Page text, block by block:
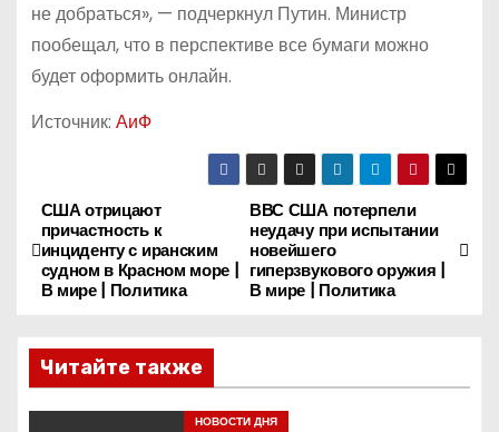
не добраться», — подчеркнул Путин. Министр
пообещал, что в перспективе все бумаги можно
будет оформить онлайн.
Источник: АиФ
Н
а
и
г
ВВС США потерпели
неудачу при испытании
новейшего
гиперзвукового оружия |
В мире | Политика
США отрицают
причастность к
инциденту с иранским
судном в Красном море |
В мире | Политика
Читайте также
НОВОСТИ ДНЯ